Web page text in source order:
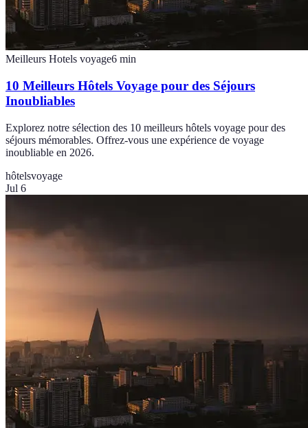
Meilleurs Hotels voyage6 min
10 Meilleurs Hôtels Voyage pour des Séjours
Inoubliables
Explorez notre sélection des 10 meilleurs hôtels voyage pour des
séjours mémorables. Offrez-vous une expérience de voyage
inoubliable en 2026.
hôtelsvoyage
Jul 6